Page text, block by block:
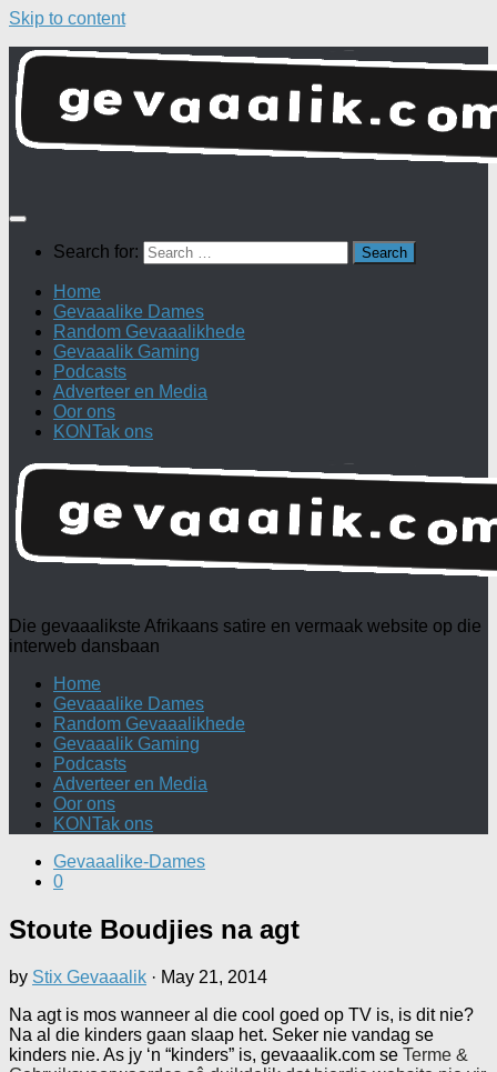
Skip to content
Search for:
Home
Gevaaalike Dames
Random Gevaaalikhede
Gevaaalik Gaming
Podcasts
Adverteer en Media
Oor ons
KONTak ons
Die gevaaalikste Afrikaans satire en vermaak website op die
interweb dansbaan
Home
Gevaaalike Dames
Random Gevaaalikhede
Gevaaalik Gaming
Podcasts
Adverteer en Media
Oor ons
KONTak ons
Gevaaalike-Dames
0
Stoute Boudjies na agt
by Stix Gevaaalik · May 21, 2014
Na agt is mos wanneer al die cool goed op TV is, is dit nie?
Na al die kinders gaan slaap het. Seker nie vandag se
kinders nie. As jy ‘n “kinders” is, gevaaalik.com se Terme &